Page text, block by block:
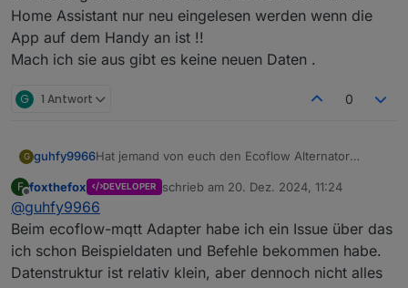
Home Assistant nur neu eingelesen werden wenn die
App auf dem Handy an ist !!
Mach ich sie aus gibt es keine neuen Daten .
G 1 Antwort 0
G guhfy9966Hat jemand von euch den Ecoflow Alternator
können?
F
Offline
foxthefox DEVELOPER schrieb am 20. Dez. 2024, 11:24
zuletzt editiert von
@guhfy9966
Beim ecoflow-mqtt Adapter habe ich ein Issue über das
ich schon Beispieldaten und Befehle bekommen habe.
Datenstruktur ist relativ klein, aber dennoch nicht alles